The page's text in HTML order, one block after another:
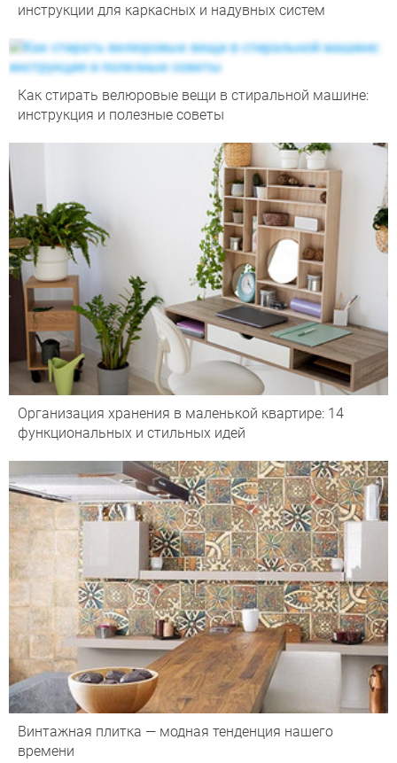
инструкции для каркасных и надувных систем
Как стирать велюровые вещи в стиральной машине:
инструкция и полезные советы
Организация хранения в маленькой квартире: 14
функциональных и стильных идей
Винтажная плитка — модная тенденция нашего
времени